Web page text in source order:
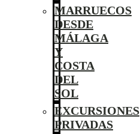
MARRUECOS
DESDE
MÁLAGA
Y
COSTA
DEL
SOL
EXCURSIONES
PRIVADAS